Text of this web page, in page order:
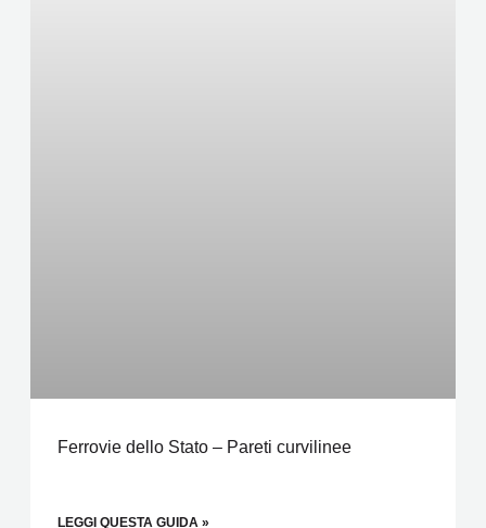
Ferrovie dello Stato – Pareti curvilinee
LEGGI QUESTA GUIDA »